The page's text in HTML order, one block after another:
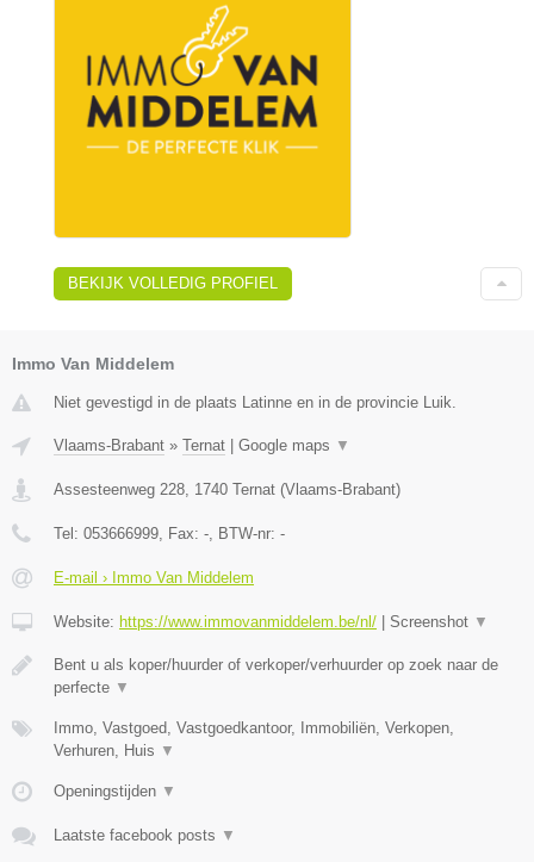
BEKIJK VOLLEDIG PROFIEL
Immo Van Middelem
Niet gevestigd in de plaats Latinne en in de provincie Luik.
Vlaams-Brabant » Ternat Google maps ▼
Assesteenweg 228 1740 Ternat (Vlaams-Brabant)
Tel: 053666999 , Fax: - , BTW-nr: -
E-mail › Immo Van Middelem
Website: https://www.immovanmiddelem.be/nl/ Screenshot ▼
Bent u als koper/huurder of verkoper/verhuurder op zoek naar de
perfecte ▼
Immo, Vastgoed, Vastgoedkantoor, Immobiliën, Verkopen,
Verhuren, Huis ▼
Openingstijden ▼
Laatste facebook posts ▼